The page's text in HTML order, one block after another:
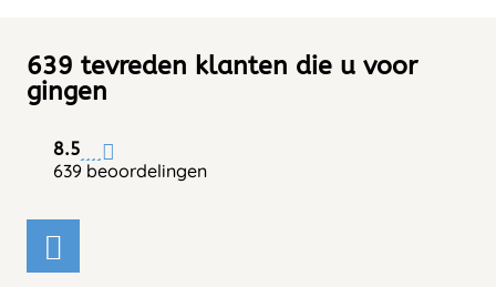
639 tevreden klanten die u voor
gingen
8.5
639 beoordelingen